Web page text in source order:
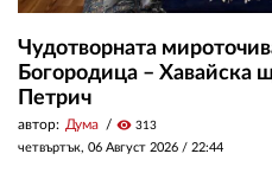
Чудотворната
Богородица – Хавайска
Петрич
автор: Дума visibility 313
четвъртък, 06 Август 2026 / 22:44